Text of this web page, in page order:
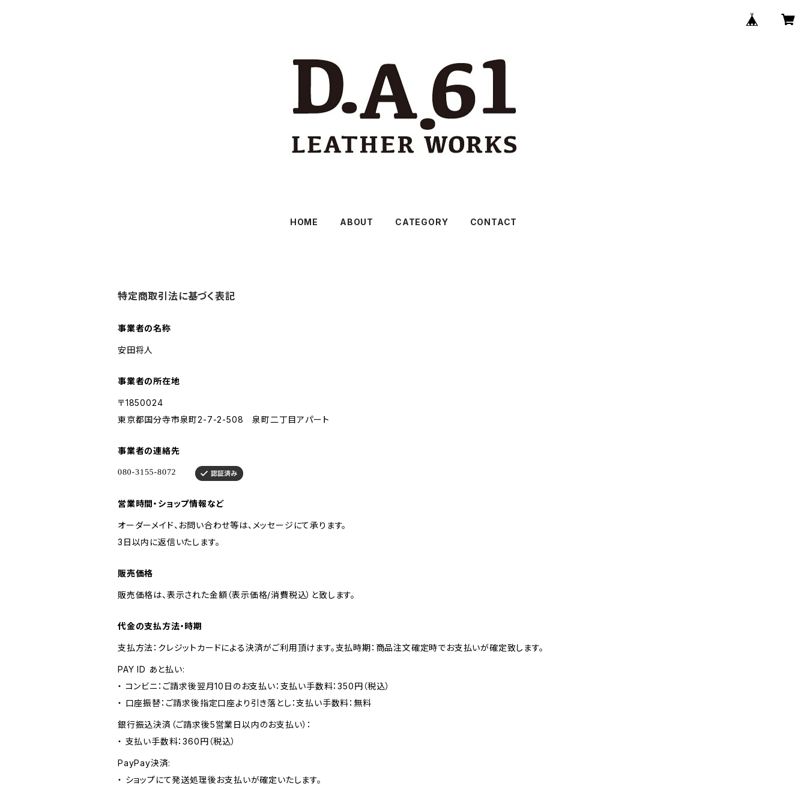
HOME ABOUT CATEGORY CONTACT
特定商取引法に基づく表記
事業者の名称
安田将人
事業者の所在地
〒1850024
東京都国分寺市泉町2-7-2-508 泉町二丁目アパート
事業者の連絡先
営業時間・ショップ情報など
オーダーメイド、お問い合わせ等は、メッセージにて承ります。
3日以内に返信いたします。
販売価格
販売価格は、表示された金額（表示価格/消費税込）と致します。
代金の支払方法・時期
支払方法：クレジットカードによる決済がご利用頂けます。支払時期：商品注文確定時でお支払いが確定致します。
PAY ID あと払い:
・ コンビニ：ご請求後翌月10日のお支払い：支払い手数料：350円（税込）
・ 口座振替：ご請求後指定口座より引き落とし：支払い手数料：無料
銀行振込決済（ご請求後5営業日以内のお支払い）：
・ 支払い手数料：360円（税込）
PayPay決済:
・ ショップにて発送処理後お支払いが確定いたします。